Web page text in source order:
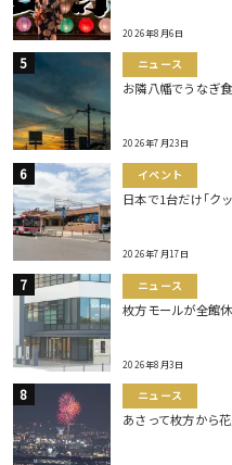
2026年8月6日
ニュース
お隣八幡でうなぎ
2026年7月23日
イベント
日本で1台だけ｢ク
2026年7月17日
ニュース
枚方モールが全館
2026年8月3日
ニュース
あさって枚方から